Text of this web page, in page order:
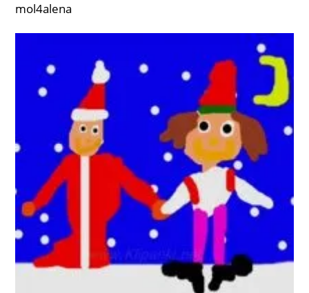
mol4alena